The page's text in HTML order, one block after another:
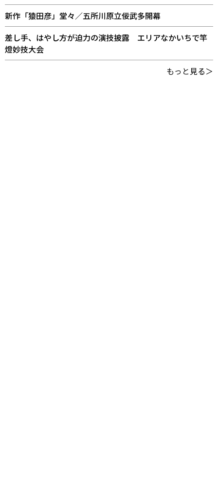
新作「猿田彦」堂々／五所川原立佞武多開幕
差し手、はやし方が迫力の演技披露 エリアなかいちで竿
燈妙技大会
もっと見る＞